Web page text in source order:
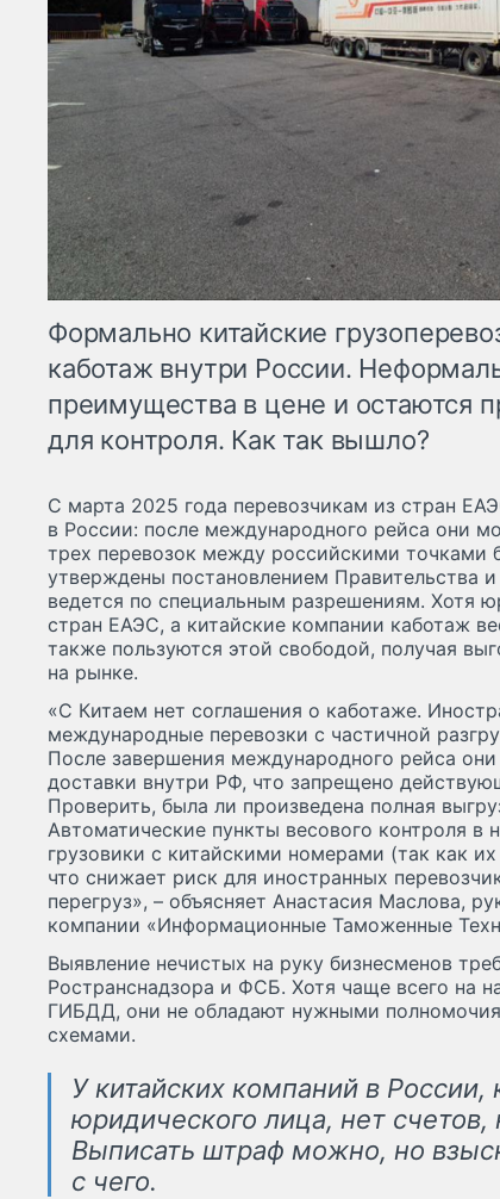
Формально китайские
каботаж внутри России.
преимущества в цене и остаются
для контроля. Как так вышло?
С марта 2025 года перевозчикам из стран
в России: после международного рейса они
трех перевозок между российскими точками
утверждены постановлением Правительства
ведется по специальным разрешениям. Хотя
стран ЕАЭС, а китайские компании каботаж
также пользуются этой свободой, получая
на рынке.
«С Китаем нет соглашения о каботаже.
международные перевозки с частичной
После завершения международного рейса
доставки внутри РФ, что запрещено
Проверить, была ли произведена полная
Автоматические пункты весового контроля
грузовики с китайскими номерами (так как
что снижает риск для иностранных
перегруз», – объясняет Анастасия Маслова,
компании «Информационные Таможенные
Выявление нечистых на руку бизнесменов
Ространснадзора и ФСБ. Хотя чаще всего на
ГИБДД, они не обладают нужными
схемами.
У китайских компаний в России,
юридического лица, нет
Выписать штраф можно, но
с чего.